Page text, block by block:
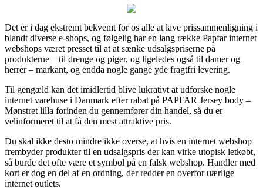
Det er i dag ekstremt bekvemt for os alle at lave prissammenligning i
blandt diverse e-shops, og følgelig har en lang række Papfar internet
webshops været presset til at at sænke udsalgspriserne på
produkterne – til drenge og piger, og ligeledes også til damer og
herrer – markant, og endda nogle gange yde fragtfri levering.
Til gengæld kan det imidlertid blive lukrativt at udforske nogle
internet varehuse i Danmark efter rabat på PAPFAR Jersey body –
Mønstret lilla forinden du gennemfører din handel, så du er
velinformeret til at få den mest attraktive pris.
Du skal ikke desto mindre ikke overse, at hvis en internet webshop
frembyder produkter til en udsalgspris der kan virke utopisk letkøbt,
så burde det ofte være et symbol på en falsk webshop. Handler med
kort er dog en del af en ordning, der redder en overfor uærlige
internet outlets.